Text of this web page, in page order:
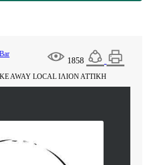
1858
AWAY LOCAL ΙΛΙΟΝ ΑΤΤΙΚΗ